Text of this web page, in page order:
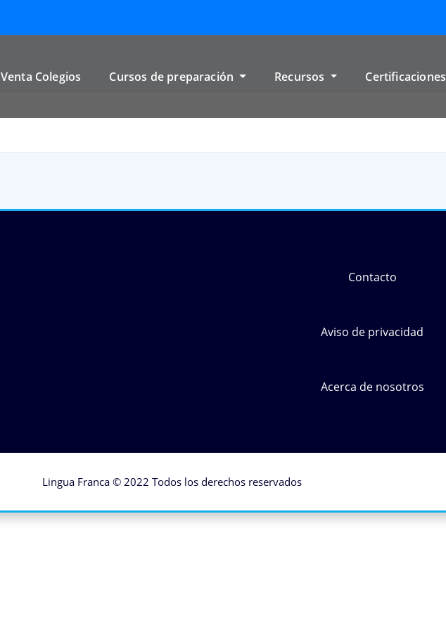
Venta Colegios Cursos de preparación Recursos Certificaciones
Contacto
Aviso de privacidad
Acerca de nosotros
Lingua Franca © 2022 Todos los derechos reservados